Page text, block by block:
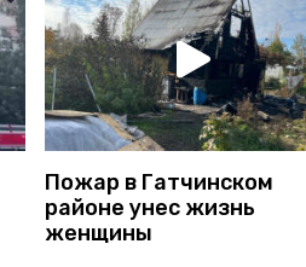
Пожар в Гатчинском
районе унес жизнь
женщины